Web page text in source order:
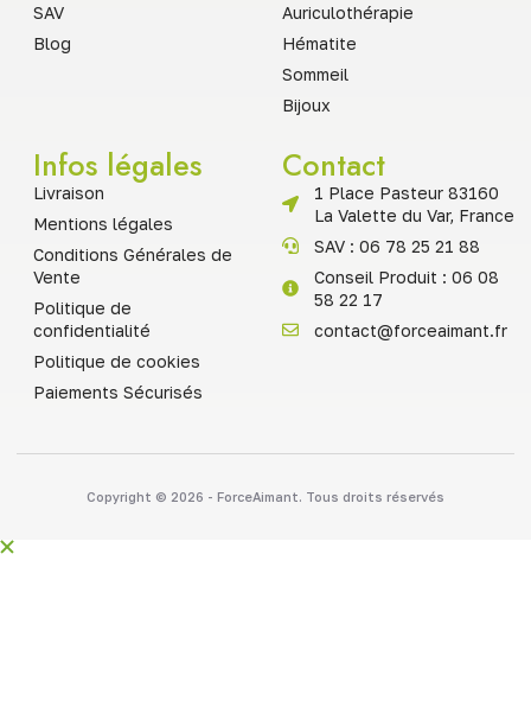
SAV
Blog
Auriculothérapie
Hématite
Sommeil
Bijoux
Infos légales
Livraison
Mentions légales
Conditions Générales de
Vente
Politique de
confidentialité
Politique de cookies
Paiements Sécurisés
Contact
1 Place Pasteur 83160
La Valette du Var, France
SAV : 06 78 25 21 88
Conseil Produit : 06 08
58 22 17
contact@forceaimant.fr
Copyright © 2026 - ForceAimant. Tous droits réservés